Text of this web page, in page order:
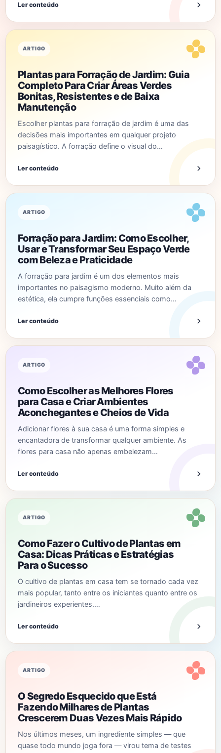
Ler conteúdo
ARTIGO
Plantas para Forração de Jardim: Guia
Completo Para Criar Áreas Verdes
Bonitas, Resistentes e de Baixa
Manutenção
Escolher plantas para forração de jardim é uma das
decisões mais importantes em qualquer projeto
paisagístico. A forração define o visual do…
Ler conteúdo
ARTIGO
Forração para Jardim: Como Escolher,
Usar e Transformar Seu Espaço Verde
com Beleza e Praticidade
A forração para jardim é um dos elementos mais
importantes no paisagismo moderno. Muito além da
estética, ela cumpre funções essenciais como…
Ler conteúdo
ARTIGO
Como Escolher as Melhores Flores
para Casa e Criar Ambientes
Aconchegantes e Cheios de Vida
Adicionar flores à sua casa é uma forma simples e
encantadora de transformar qualquer ambiente. As
flores para casa não apenas embelezam…
Ler conteúdo
ARTIGO
Como Fazer o Cultivo de Plantas em
Casa: Dicas Práticas e Estratégias
Para o Sucesso
O cultivo de plantas em casa tem se tornado cada vez
mais popular, tanto entre os iniciantes quanto entre os
jardineiros experientes.…
Ler conteúdo
ARTIGO
O Segredo Esquecido que Está
Fazendo Milhares de Plantas
Crescerem Duas Vezes Mais Rápido
Nos últimos meses, um ingrediente simples — que
quase todo mundo joga fora — virou tema de testes